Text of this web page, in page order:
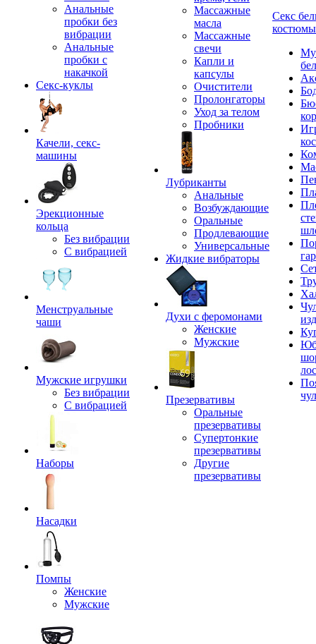
Анальные
пробки без
вибрации
Анальные
пробки с
накачкой
Секс-куклы
Качели, секс-
машины
Эрекционные
кольца
Без вибрации
С вибрацией
Менструальные
чаши
Мужские игрушки
Без вибрации
С вибрацией
Наборы
Насадки
Помпы
Женские
Мужские
Массажные
масла
Массажные
свечи
Капли и
капсулы
Очистители
Пролонгаторы
Уход за телом
Пробники
Лубриканты
Анальные
Возбуждающие
Оральные
Продлевающие
Универсальные
Жидкие вибраторы
Духи с феромонами
Женские
Мужские
Презервативы
Оральные
презервативы
Супертонкие
презервативы
Другие
презервативы
Секс
костюмы